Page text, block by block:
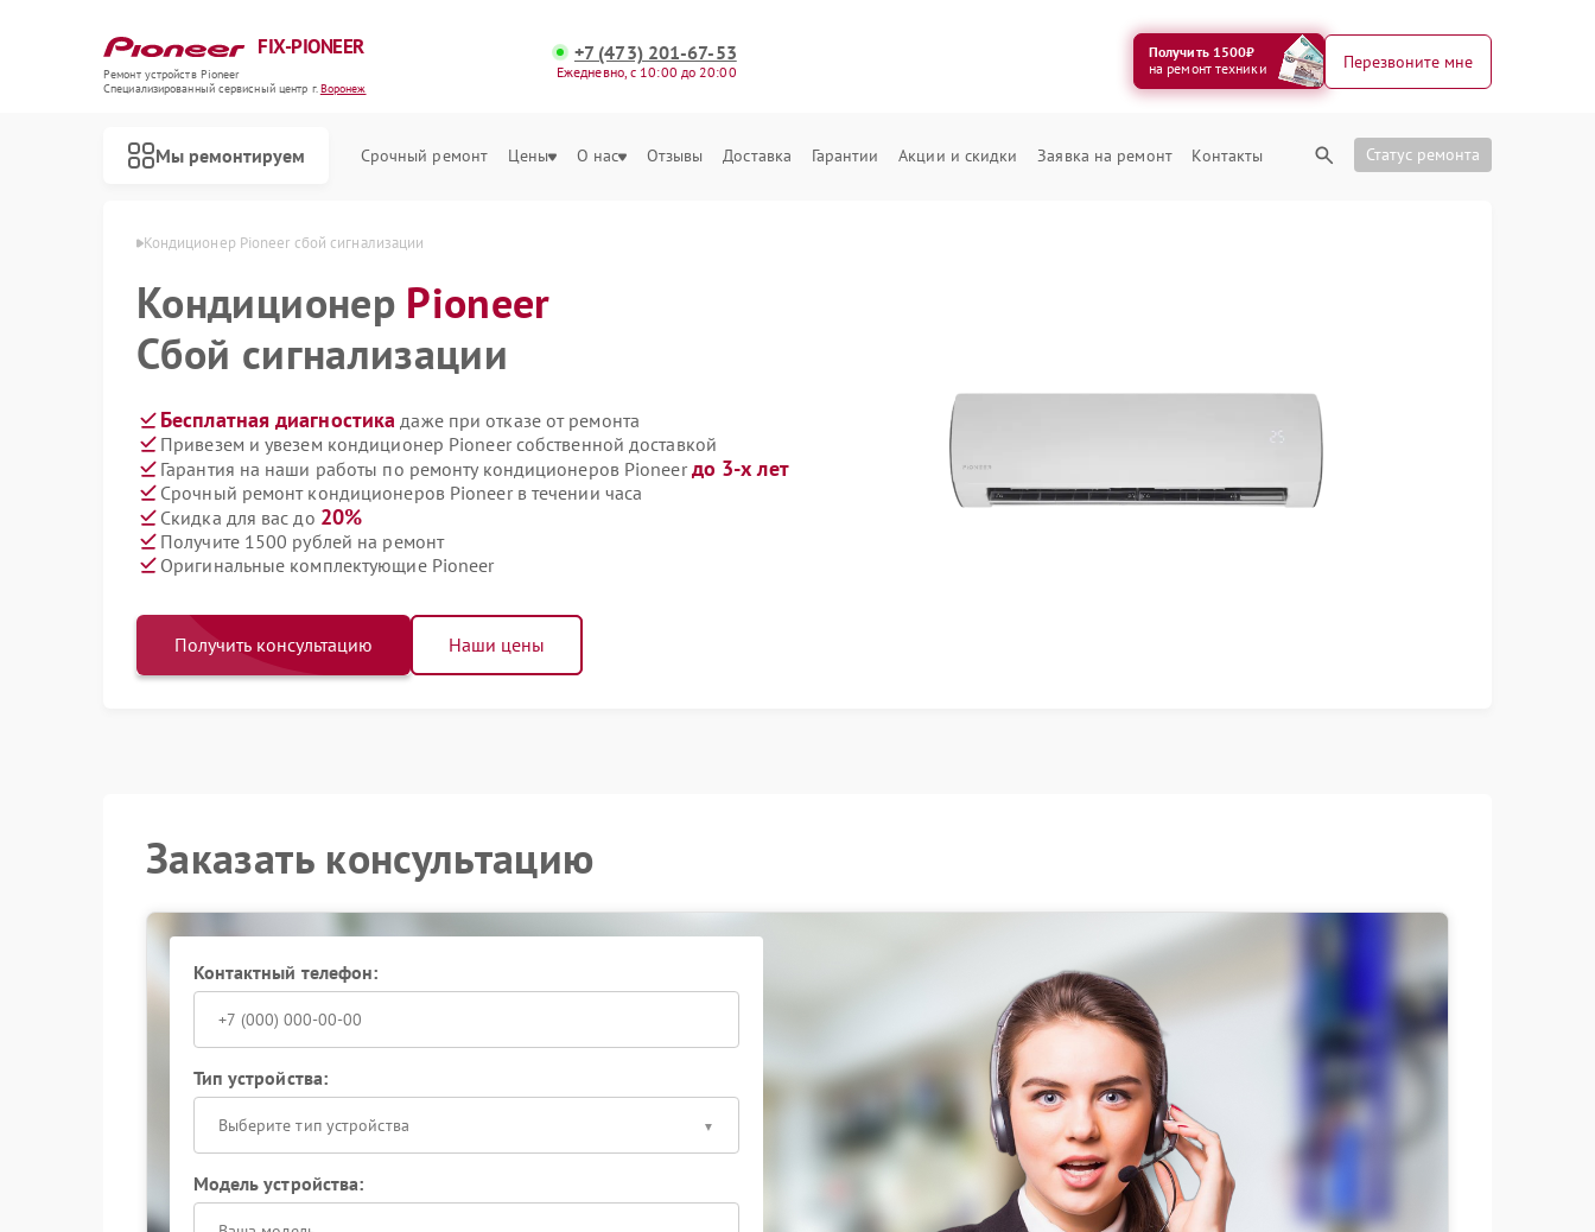
FIX-PIONEER
Ремонт устройств Pioneer
Специализированный cервисный центр г.Воронеж
+7 (473) 201-67-53
Ежедневно, с 10:00 до 20:00
Получить 1500₽
на ремонт техники
Перезвоните мне
Мы ремонтируем Срочный ремонт Цены О нас Отзывы Доставка Гарантии Акции и скидки Заявка на ремонт Контакты Статус ремонта
Кондиционер Pioneer сбой сигнализации
Кондиционер Pioneer
Сбой сигнализации
Бесплатная диагностика даже при отказе от ремонта
Привезем и увезем кондиционер Pioneer собственной доставкой
Гарантия на наши работы по ремонту кондиционеров Pioneerдо 3-х лет
Срочный ремонт кондиционеров Pioneer в течении часа
Скидка для вас до 20%
Получите 1500 рублей на ремонт
Оригинальные комплектующие Pioneer
Получить консультацию Наши цены
Заказать консультацию
Контактный телефон:
Тип устройства:
Выберите тип устройства
Модель устройства: